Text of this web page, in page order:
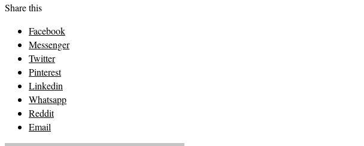
Share this
Facebook
Messenger
Twitter
Pinterest
Linkedin
Whatsapp
Reddit
Email